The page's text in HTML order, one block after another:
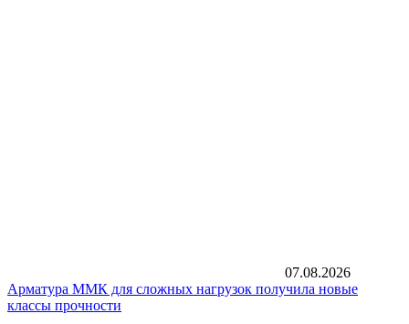
07.08.2026
Арматура ММК для сложных нагрузок получила новые
классы прочности